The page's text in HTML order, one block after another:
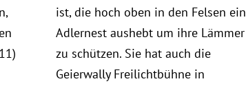
ist, die hoch oben in den Felsen ein
Adlernest aushebt um ihre Lämmer
zu schützen. Sie hat auch die
Geierwally Freilichtbühne in